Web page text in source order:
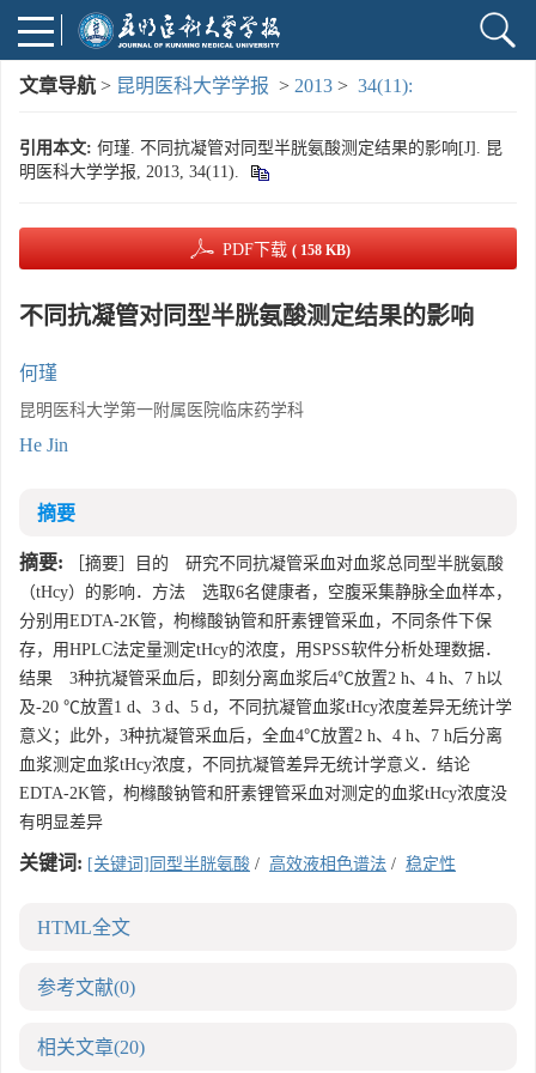
文章导航 > 昆明医科大学学报 > 2013 > 34(11):
引用本文: 何瑾. 不同抗凝管对同型半胱氨酸测定结果的影响[J]. 昆
明医科大学学报, 2013, 34(11).
PDF下载 ( 158 KB)
不同抗凝管对同型半胱氨酸测定结果的影响
何瑾
昆明医科大学第一附属医院临床药学科
He Jin
摘要
摘要: ［摘要］目的 研究不同抗凝管采血对血浆总同型半胱氨酸
（tHcy）的影响．方法 选取6名健康者，空腹采集静脉全血样本，
分别用EDTA-2K管，枸橼酸钠管和肝素锂管采血，不同条件下保
存，用HPLC法定量测定tHcy的浓度，用SPSS软件分析处理数据．
结果 3种抗凝管采血后，即刻分离血浆后4℃放置2 h、4 h、7 h以
及-20 ℃放置1 d、3 d、5 d，不同抗凝管血浆tHcy浓度差异无统计学
意义；此外，3种抗凝管采血后，全血4℃放置2 h、4 h、7 h后分离
血浆测定血浆tHcy浓度，不同抗凝管差异无统计学意义．结论
EDTA-2K管，枸橼酸钠管和肝素锂管采血对测定的血浆tHcy浓度没
有明显差异
关键词: [关键词]同型半胱氨酸 / 高效液相色谱法 / 稳定性
HTML全文
参考文献(0)
相关文章(20)